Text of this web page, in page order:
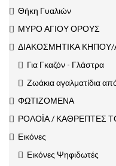
Θήκη Γυαλιών
ΜΥΡΟ ΑΓΙΟΥ ΟΡΟΥΣ
ΔΙΑΚΟΣΜΗΤΙΚΑ ΚΗΠΟΥ/
Για Γκαζόν - Γλάστρα
Ζωάκια αγαλματίδια
ΦΩΤΙΖΟΜΕΝΑ
ΡΟΛΟΪΑ / ΚΑΘΡΕΠΤΕΣ
Εικόνες
Εικόνες Ψηφιδωτές